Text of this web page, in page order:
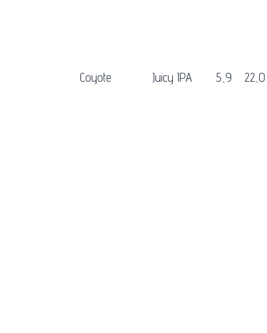
Coyote Juicy IPA 5,9 22,0